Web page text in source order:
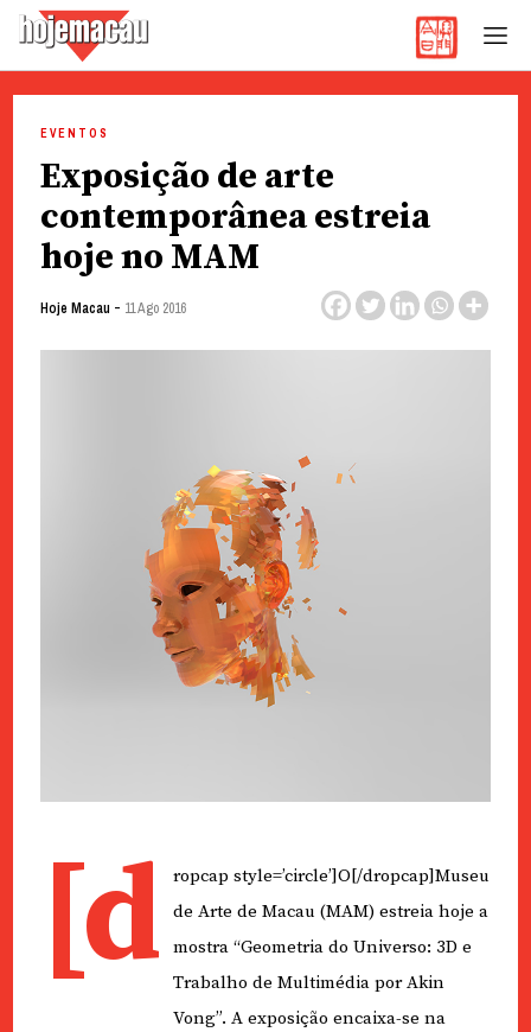
content
EVENTOS
Exposição de arte
contemporânea estreia
hoje no MAM
Hoje Macau - 11 Ago 2016
[d
ropcap style=’circle’]O[/dropcap]Museu
de Arte de Macau (MAM) estreia hoje a
mostra “Geometria do Universo: 3D e
Trabalho de Multimédia por Akin
Vong”. A exposição encaixa-se na